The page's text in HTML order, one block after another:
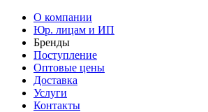
О компании
Юр. лицам и ИП
Бренды
Поступление
Оптовые цены
Доставка
Услуги
Контакты